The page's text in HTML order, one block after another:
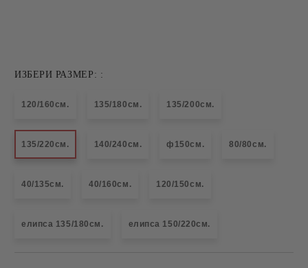
ИЗБЕРИ РАЗМЕР: :
120/160см. 135/180см. 135/200см.
135/220см. 140/240см. ф150см. 80/80см.
40/135см. 40/160см. 120/150см.
елипса 135/180см. елипса 150/220см.